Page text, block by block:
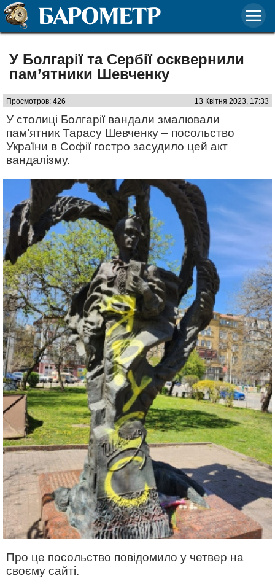
У Болгарії та Сербії осквернили
пам’ятники Шевченку
Просмотров: 426 13 Квітня 2023, 17:33
У столиці Болгарії вандали змалювали
пам’ятник Тарасу Шевченку – посольство
України в Софії гостро засудило цей акт
вандалізму.
Про це посольство повідомило у четвер на
своєму сайті.